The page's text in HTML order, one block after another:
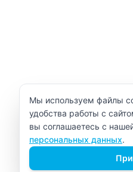
Уведомление об
Мы используем файлы
удобства работы с
вы соглашаетесь с
персональных данных.